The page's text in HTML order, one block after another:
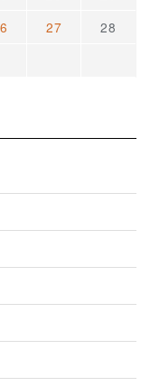
27
28